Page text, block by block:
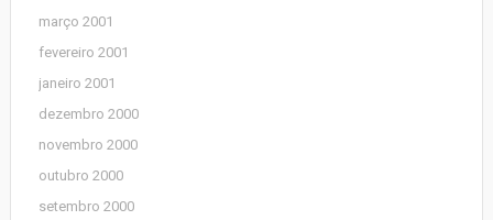
março 2001
fevereiro 2001
janeiro 2001
dezembro 2000
novembro 2000
outubro 2000
setembro 2000